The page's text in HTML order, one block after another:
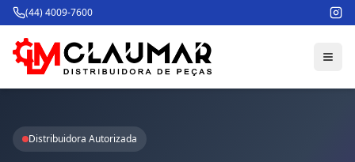
(44) 4009-7600
Distribuidora Autorizada